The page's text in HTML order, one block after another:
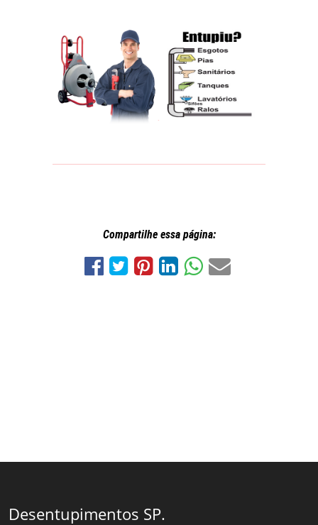
Compartilhe essa página:
Desentupimentos SP.